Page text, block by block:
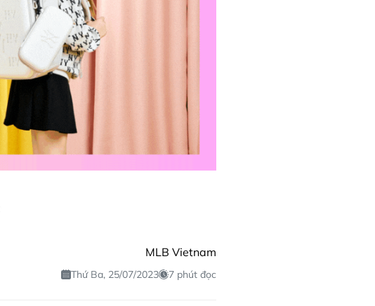
MLB Vietnam
Thứ Ba, 25/07/2023 7 phút đọc